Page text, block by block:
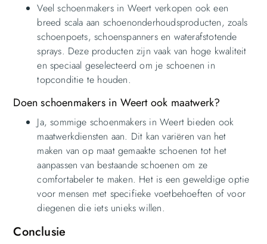
Veel schoenmakers in Weert verkopen ook een
breed scala aan schoenonderhoudsproducten, zoals
schoenpoets, schoenspanners en waterafstotende
sprays. Deze producten zijn vaak van hoge kwaliteit
en speciaal geselecteerd om je schoenen in
topconditie te houden.
Doen schoenmakers in Weert ook maatwerk?
Ja, sommige schoenmakers in Weert bieden ook
maatwerkdiensten aan. Dit kan variëren van het
maken van op maat gemaakte schoenen tot het
aanpassen van bestaande schoenen om ze
comfortabeler te maken. Het is een geweldige optie
voor mensen met specifieke voetbehoeften of voor
diegenen die iets unieks willen.
Conclusie